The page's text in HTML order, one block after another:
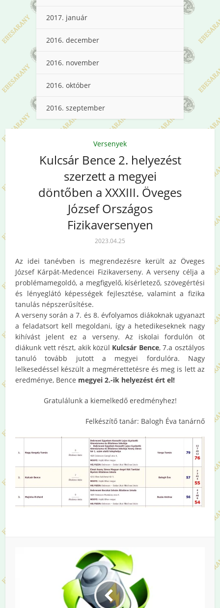
2017. január
2016. december
2016. november
2016. október
2016. szeptember
Versenyek
Kulcsár Bence 2. helyezést
szerzett a megyei
döntőben a XXXIII. Öveges
József Országos
Fizikaversenyen
2023.04.25
Az idei tanévben is megrendezésre került az Öveges
József Kárpát-Medencei Fizikaverseny. A verseny célja a
problémamegoldó, a megfigyelő, kísérletező, szövegértési
és lényeglátó képességek fejlesztése, valamint a fizika
tanulás népszerűsítése.
A verseny során a 7. és 8. évfolyamos diákoknak ugyanazt
a feladatsort kell megoldani, így a hetedikeseknek nagy
kihívást jelent ez a verseny. Az iskolai fordulón öt
diákunk vett részt, akik közül Kulcsár Bence, 7.a osztályos
tanuló tovább jutott a megyei fordulóra. Nagy
lelkesedéssel készült a megmérettetésre és meg is lett az
eredménye, Bence megyei 2.-ik helyezést ért el!
Gratulálunk a kiemelkedő eredményhez!
Felkészítő tanár: Balogh Éva tanárnő